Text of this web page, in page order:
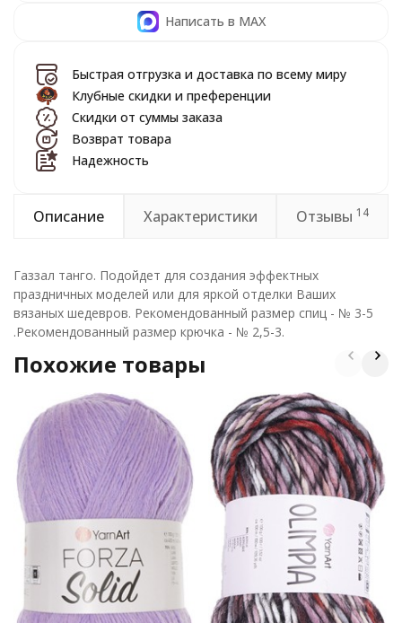
Написать в MAX
Быстрая отгрузка и доставка по всему миру
Клубные скидки и преференции
Скидки от суммы заказа
Возврат товара
Надежность
Описание Характеристики Отзывы 14
Газзал танго. Подойдет для создания эффектных
праздничных моделей или для яркой отделки Ваших
вязаных шедевров. Рекомендованный размер спиц - № 3-5
.Рекомендованный размер крючка - № 2,5-3.
Похожие товары